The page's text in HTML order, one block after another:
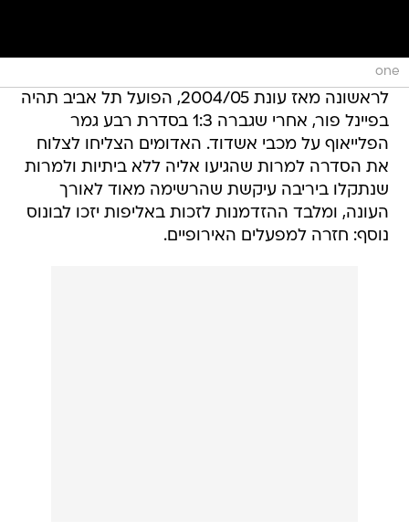
one
לראשונה מאז עונת 2004/05, הפועל תל אביב תהיה
בפיינל פור, אחרי שגברה 1:3 בסדרת רבע גמר
הפלייאוף על מכבי אשדוד. האדומים הצליחו לצלוח
את הסדרה למרות שהגיעו אליה ללא ביתיות ולמרות
שנתקלו ביריבה עיקשת שהרשימה מאוד לאורך
העונה, ומלבד ההזדמנות לזכות באליפות יזכו לבונוס
נוסף: חזרה למפעלים האירופיים.